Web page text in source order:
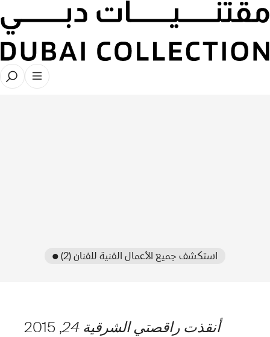
● استكشف جميع الأعمال الفنية للفنان (2)
أنقذت راقصتي الشرقية 24 , 2015